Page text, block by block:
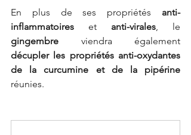
En plus de ses propriétés anti-
inflammatoires et anti-virales
gingembre
décupler les propriétés anti-oxydantes
de la curcumine et de la pipérine
réunies.